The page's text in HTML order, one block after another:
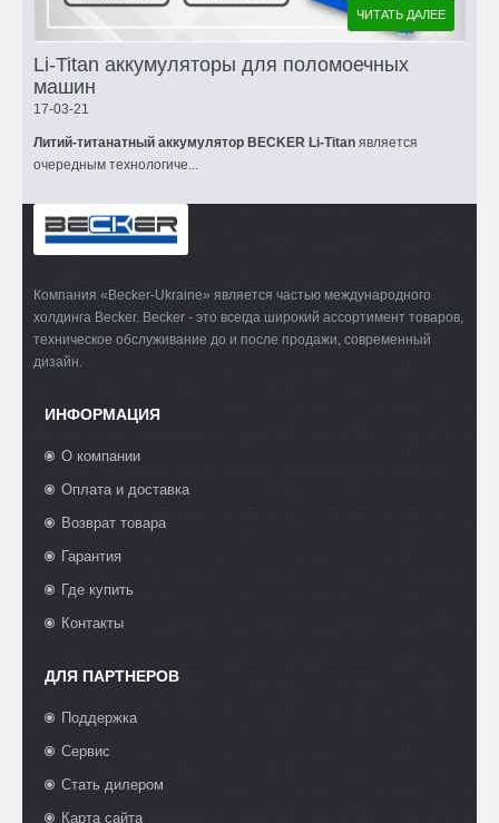
ЧИТАТЬ ДАЛЕЕ
Li-Titan аккумуляторы для поломоечных
машин
17-03-21
Литий-титанатный аккумулятор BECKER Li-Titan является
очередным технологиче...
Компания «Becker-Ukraine» является частью международного
холдинга Becker. Becker - это всегда широкий ассортимент товаров,
техническое обслуживание до и после продажи, современный
дизайн.
ИНФОРМАЦИЯ
О компании
Оплата и доставка
Возврат товара
Гарантия
Где купить
Контакты
ДЛЯ ПАРТНЕРОВ
Поддержка
Сервис
Стать дилером
Карта сайта